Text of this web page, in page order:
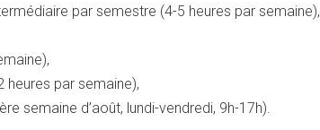
par semestre (4-5 heures par semaine),
heures par semaine),
semaine d’août, lundi-vendredi, 9h-17h).